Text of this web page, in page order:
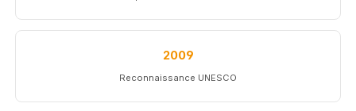
2009
Reconnaissance UNESCO